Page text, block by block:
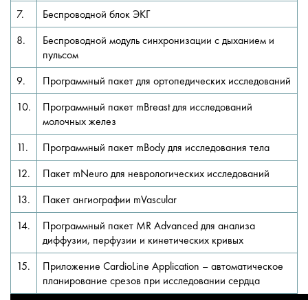
7.
Беспроводной блок ЭКГ
8.
Беспроводной модуль синхронизации с дыханием и
пульсом
9.
Программный пакет для ортопедических исследований
10.
Программный пакет mBreast для исследований
молочных желез
11.
Программный пакет mBody для исследования тела
12.
Пакет mNeuro для неврологических исследований
13.
Пакет ангиографии mVascular
14.
Программный пакет MR Advanced для анализа
диффузии, перфузии и кинетических кривых
15.
Приложение CardioLine Application – автоматическое
планирование срезов при исследовании сердца